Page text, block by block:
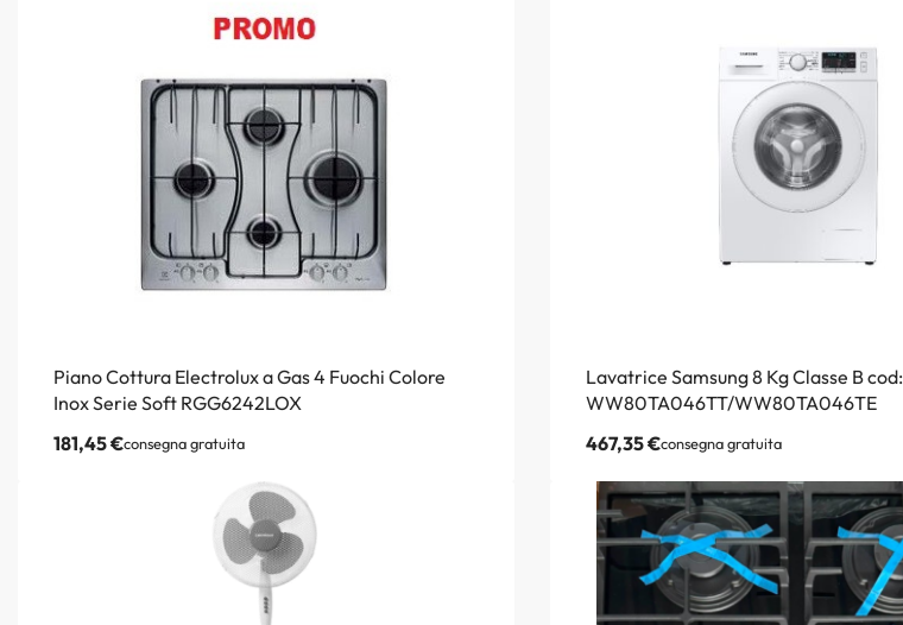
Piano Cottura Electrolux a Gas 4 Fuochi Colore
Inox Serie Soft RGG6242LOX
181,45€consegna gratuita
Lavatrice Samsung 8 Kg Classe B cod:
WW80TA046TT/WW80TA046TE
467,35€consegna gratuita